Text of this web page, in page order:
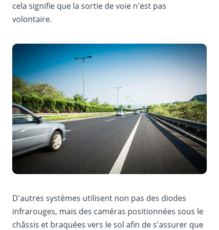
cela signifie que la sortie de voie n'est pas
volontaire.
D'autres systèmes utilisent non pas des diodes
infrarouges, mais des caméras positionnées sous le
châssis et braquées vers le sol afin de s'assurer que